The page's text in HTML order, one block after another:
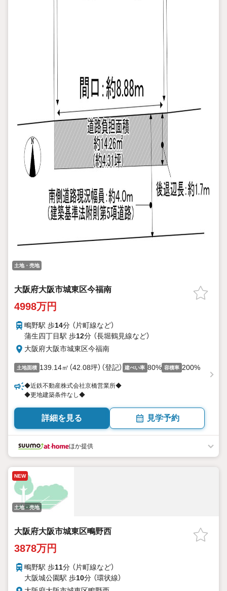
土地・売地
大阪府大阪市城東区今福南
4998万円
鴫野駅 歩14分 （片町線など）
蒲生四丁目駅 歩12分 （長堀鶴見線など）
大阪府大阪市城東区今福南
土地面積 139.14㎡（42.08坪）（登記） 建ぺい率 80% 容積率 200%
◆近鉄不動産株式会社京橋営業所◆
◆更地建築条件なし◆
詳細を見る 見学予約
ほか提供
NEW
土地・売地
大阪府大阪市城東区鴫野西
3878万円
鴫野駅 歩11分 （片町線など）
大阪城公園駅 歩10分 （環状線）